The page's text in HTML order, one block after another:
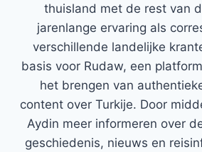
thuisland met de rest van
jarenlange ervaring als
verschillende landelijke
basis voor Rudaw, een
het brengen van
content over Turkije. Door
Aydin meer informeren over
geschiedenis, nieuws en